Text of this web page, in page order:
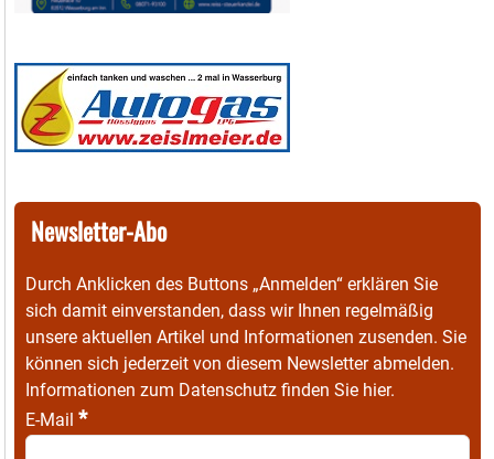
Newsletter-Abo
Durch Anklicken des Buttons „Anmelden“ erklären Sie
sich damit einverstanden, dass wir Ihnen regelmäßig
unsere aktuellen Artikel und Informationen zusenden. Sie
können sich jederzeit von diesem Newsletter abmelden.
Informationen zum Datenschutz finden Sie hier.
E-Mail *